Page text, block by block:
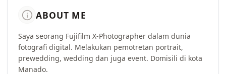
info ABOUT ME
Saya seorang Fujifilm X-Photographer dalam dunia
fotografi digital. Melakukan pemotretan portrait,
prewedding, wedding dan juga event. Domisili di kota
Manado.